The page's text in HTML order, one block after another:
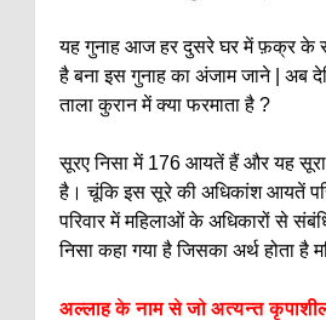
यह गुनाह आज हर दुसरे घर में फ़क्र के
है बना इस गुनाह का अंजाम जाने | अब
ताला कुरान में क्या फरमाता है ?
सूरए निसा में 176 आयतें हैं और यह सूरा
है। चूंकि इस सूरे की अधिकांश आयतें
परिवार में महिलाओं के अधिकारों से
निसा कहा गया है जिसका अर्थ होता है
अल्लाह के नाम से जो अत्यन्त